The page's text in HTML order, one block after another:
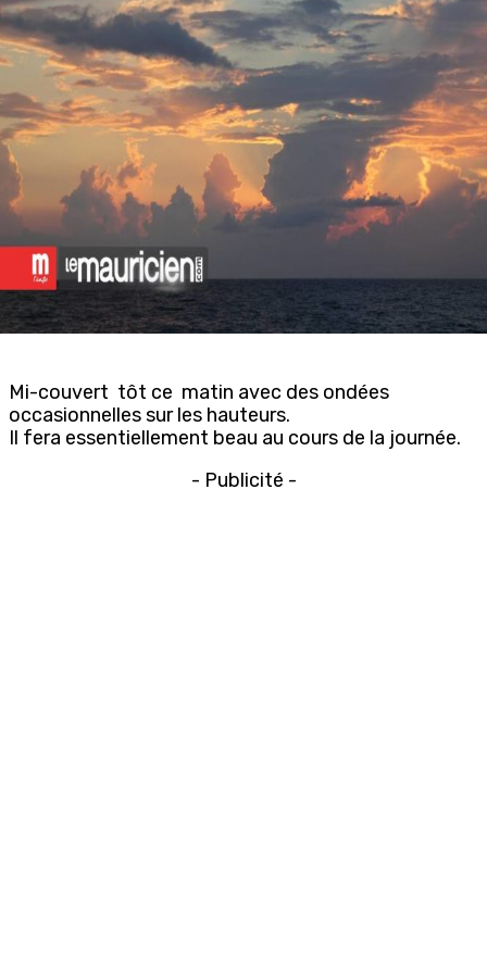
Mi-couvert tôt ce matin avec des ondées
occasionnelles sur les hauteurs.
Il fera essentiellement beau au cours de la journée.
- Publicité -